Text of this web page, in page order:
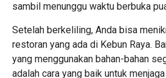
sambil menunggu waktu berbuka
Setelah berkeliling, Anda bisa
restoran yang ada di Kebun Raya.
yang menggunakan bahan-bahan
adalah cara yang baik untuk